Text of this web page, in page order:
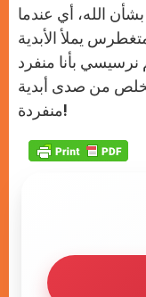
الله، أي عندما
يملأ الأبدية
نرسيسي بأنا منفرد
من صدى أبدية
منفردة!